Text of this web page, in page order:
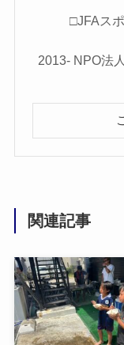
□JFAス
2013- NPO法
関連記事